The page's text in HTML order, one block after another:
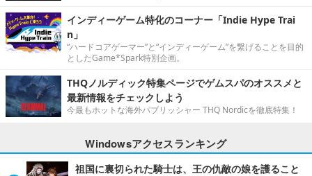
インディーゲーム特化のコーナー「Indie Hype Trai
n」
“ハードコアゲーマー”と“インディーゲーム”を繋げることを目的
としたGame*Spark特別企画。
THQノルディック特集ページでゲムスパのオススメと
最新情報をチェックしよう
今最もホットな海外パブリッシャー THQ Nordicを徹底特集！
Windowsアクセスランキング
祖国に裏切られた騎士は、王の仇敵の娘を護ること